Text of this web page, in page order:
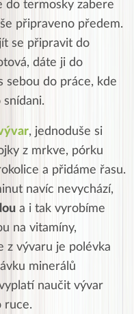
do termosky zabere
připraveno předem.
se připravit do
dáte ji do
sebou do práce, kde
, jednoduše si
z mrkve, pórku
a přidáme řasu.
navíc nevychází,
a i tak vyrobíme
na vitamíny,
z vývaru je polévka
minerálů
naučit vývar
ruce.